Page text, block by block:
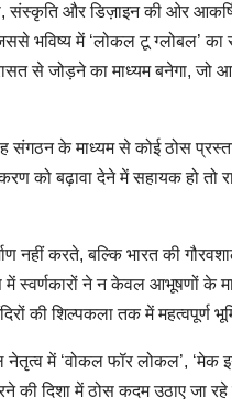
और डिज़ाइन की ओर
भविष्य में ‘लोकल टू ग्लोबल’ का
से जोड़ने का माध्यम बनेगा,
संगठन के माध्यम से कोई ठोस
को बढ़ावा देने में सहायक हो तो
नहीं करते, बल्कि भारत की
में स्वर्णकारों ने न केवल आभूषणों के
की शिल्पकला तक में महत्वपूर्ण
में ‘वोकल फॉर लोकल’, ‘मेक इन
की दिशा में ठोस कदम उठाए